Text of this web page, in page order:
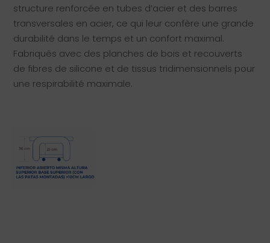
structure renforcée en tubes d’acier et des barres
transversales en acier, ce qui leur confère une grande
durabilité dans le temps et un confort maximal.
Fabriqués avec des planches de bois et recouverts
de fibres de silicone et de tissus tridimensionnels pour
une respirabilité maximale.